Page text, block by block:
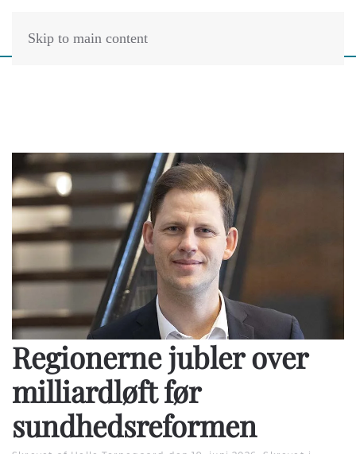
Skip to main content
Regionerne jubler over
milliardløft før
sundhedsreformen